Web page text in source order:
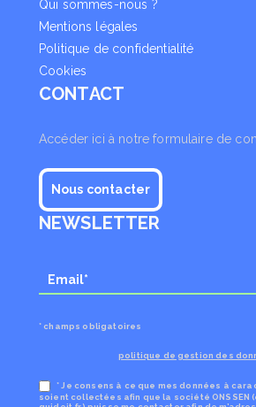
Qui sommes-nous ?
Mentions légales
Politique de confidentialité
Cookies
CONTACT
Accéder ici à notre formulaire de
Nous contacter
NEWSLETTER
* champs obligatoires
politique de gestion des
* Je consens à ce que mes données à
soient collectées afin que la société ONSSEN